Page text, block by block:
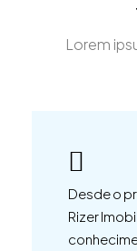
Lorem
Desde o
Rizer